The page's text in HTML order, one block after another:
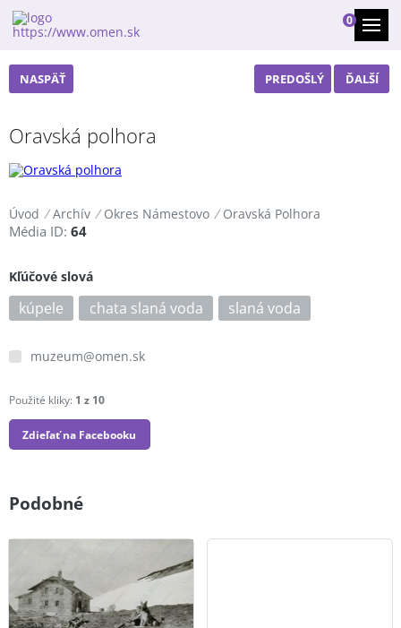
0
NASPÄŤ PREDOŠLÝ ĎALŠÍ
Oravská polhora
Úvod / Archív / Okres Námestovo / Oravská Polhora
Média ID: 64
Kľúčové slová
kúpele chata slaná voda slaná voda
muzeum@omen.sk
Použité kliky: 1 z 10
Zdieľať na Facebooku
Podobné